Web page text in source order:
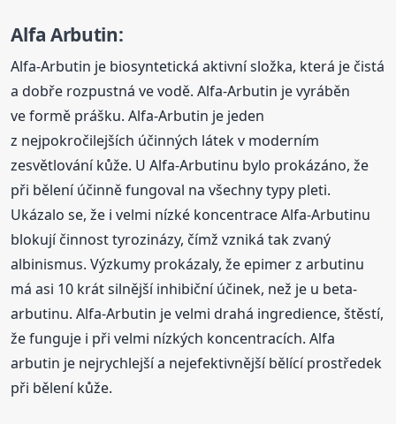
Alfa Arbutin:
Alfa-Arbutin je biosyntetická aktivní složka, která je čistá
a dobře rozpustná ve vodě. Alfa-Arbutin je vyráběn
ve formě prášku. Alfa-Arbutin je jeden
z nejpokročilejších účinných látek v moderním
zesvětlování kůže. U Alfa-Arbutinu bylo prokázáno, že
při bělení účinně fungoval na všechny typy pleti.
Ukázalo se, že i velmi nízké koncentrace Alfa-Arbutinu
blokují činnost tyrozinázy, čímž vzniká tak zvaný
albinismus. Výzkumy prokázaly, že epimer z arbutinu
má asi 10 krát silnější inhibiční účinek, než je u beta-
arbutinu. Alfa-Arbutin je velmi drahá ingredience, štěstí,
že funguje i při velmi nízkých koncentracích. Alfa
arbutin je nejrychlejší a nejefektivnější bělící prostředek
při bělení kůže.